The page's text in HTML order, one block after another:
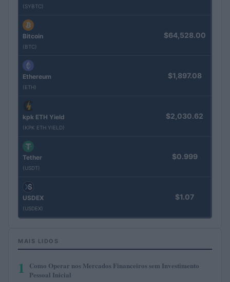
(SYBTC)
Bitcoin
(BTC)
$64,528.00
Ethereum
(ETH)
$1,897.08
kpk ETH Yield
(KPK ETH YIELD)
$2,030.62
Tether
(USDT)
$0.999
USDEX
(USDEX)
$1.07
MAIS LIDOS
1
Como Operar nos Mercados Financeiros sem Investimento
Pessoal Inicial